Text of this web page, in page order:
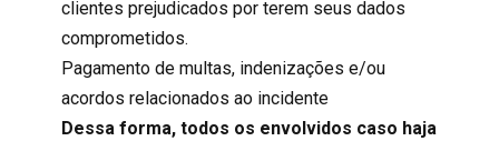
clientes prejudicados por terem seus dados
comprometidos.
Pagamento de multas, indenizações e/ou
acordos relacionados ao incidente
Dessa forma, todos os envolvidos caso haja